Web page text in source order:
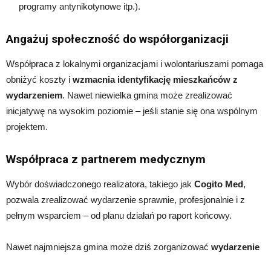
programy antynikotynowe itp.).
Angażuj społeczność do współorganizacji
Współpraca z lokalnymi organizacjami i wolontariuszami pomaga
obniżyć koszty i wzmacnia identyfikację mieszkańców z
wydarzeniem. Nawet niewielka gmina może zrealizować
inicjatywę na wysokim poziomie – jeśli stanie się ona wspólnym
projektem.
Współpraca z partnerem medycznym
Wybór doświadczonego realizatora, takiego jak Cogito Med,
pozwala zrealizować wydarzenie sprawnie, profesjonalnie i z
pełnym wsparciem – od planu działań po raport końcowy.
Nawet najmniejsza gmina może dziś zorganizować wydarzenie